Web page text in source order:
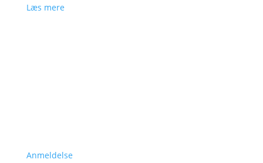
Læs mere
Anmeldelse